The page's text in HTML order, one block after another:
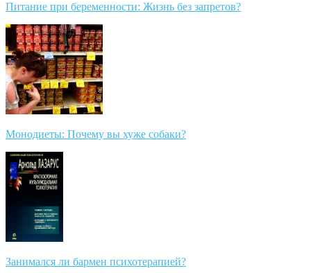
Питание при беременности: Жизнь без запретов?
Монодиеты: Почему вы хуже собаки?
Занимался ли бармен психотерапией?